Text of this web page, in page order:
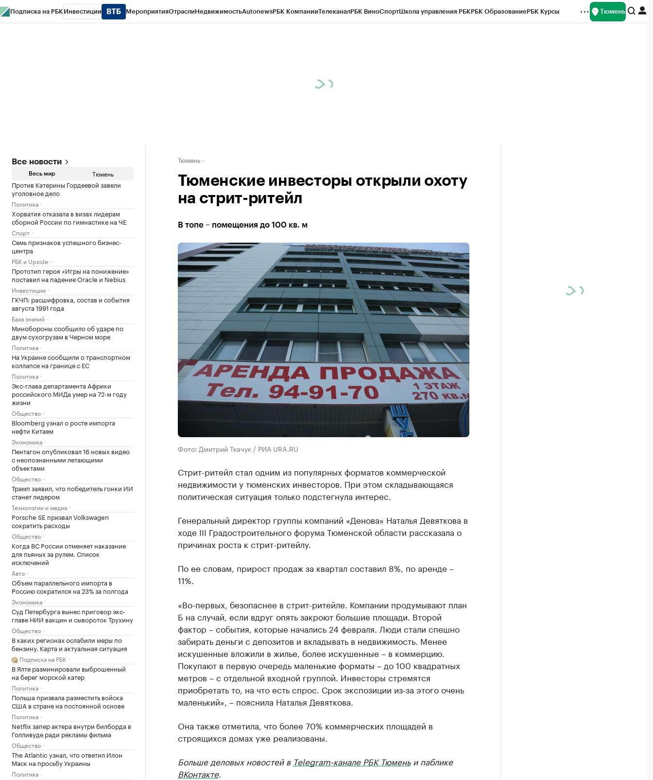
Подписка на РБК Инвестиции МероприятияОтраслиНедвижимостьAutonewsРБК КомпанииТелеканалРБК ВиноСпортШкола управления РБКРБК ОбразованиеРБК Курсы Тюмень
Все новости
Весь мир Тюмень
Против Катерины Гордеевой завели
уголовное дело
Политика
Хорватия отказала в визах лидерам
сборной России по гимнастике на ЧЕ
Спорт
Семь признаков успешного бизнес-
центра
РБК и Upside
Прототип героя «Игры на понижение»
поставил на падение Oracle и Nebius
Инвестиции
ГКЧП: расшифровка, состав и события
августа 1991 года
База знаний
Минобороны сообщило об ударе по
двум сухогрузам в Черном море
Политика
На Украине сообщили о транспортном
коллапсе на границе с ЕС
Политика
Экс-глава департамента Африки
российского МИДа умер на 72-м году
жизни
Общество
Bloomberg узнал о росте импорта
нефти Китаем
Экономика
Пентагон опубликовал 16 новых видео
с неопознанными летающими
объектами
Общество
Трамп заявил, что победитель гонки ИИ
станет лидером
Технологии и медиа
Porsche SE призвал Volkswagen
сократить расходы
Общество
Когда ВС России отменяет наказание
для пьяных за рулем. Список
исключений
Авто
Объем параллельного импорта в
Россию сократился на 23% за полгода
Экономика
Суд Петербурга вынес приговор экс-
главе НИИ вакцин и сывороток Трухину
Общество
В каких регионах ослабили меры по
бензину. Карта и актуальная ситуация
Подписка на РБК
В Ялте разминировали выброшенный
на берег морской катер
Политика
Польша призвала разместить войска
США в стране на постоянной основе
Политика
Netflix запер актера внутри билборда в
Голливуде ради рекламы фильма
Общество
The Atlantic узнал, что ответил Илон
Маск на просьбу Украины
Политика
Тюмень
Тюменские инвесторы открыли охоту
на стрит-ритейл
В топе – помещения до 100 кв. м
Фото: Дмитрий Ткачук / РИА URA.RU
Стрит-ритейл стал одним из популярных форматов коммерческой
недвижимости у тюменских инвесторов. При этом складывающаяся
политическая ситуация только подстегнула интерес.
Генеральный директор группы компаний «Денова» Наталья Девяткова в
ходе III Градостроительного форума Тюменской области рассказала о
причинах роста к стрит-ритейлу.
По ее словам, прирост продаж за квартал составил 8%, по аренде –
11%.
«Во-первых, безопаснее в стрит-ритейле. Компании продумывают план
Б на случай, если вдруг опять закроют большие площади. Второй
фактор – события, которые начались 24 февраля. Люди стали спешно
забирать деньги с депозитов и вкладывать в недвижимость. Менее
искушенные вложили в жилье, более искушенные – в коммерцию.
Покупают в первую очередь маленькие форматы – до 100 квадратных
метров – с отдельной входной группой. Инвесторы стремятся
приобретать то, на что есть спрос. Срок экспозиции из-за этого очень
маленький», – пояснила Наталья Девяткова.
Она также отметила, что более 70% коммерческих площадей в
строящихся домах уже реализованы.
Больше деловых новостей в Telegram-канале РБК Тюменьи паблике
ВКонтакте.